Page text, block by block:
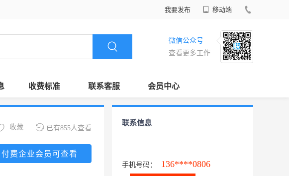
我要发布 移动端
微信公众号
查看更多工作
收费标准 联系客服 会员中心
已有855人查看
收藏
付费企业会员可查看
联系信息
手机号码： 136****0806